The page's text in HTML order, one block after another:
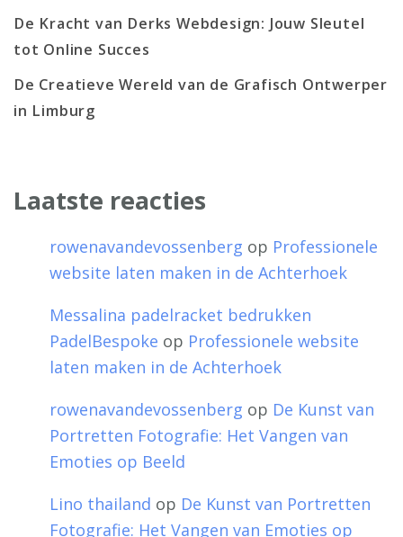
De Kracht van Derks Webdesign: Jouw Sleutel
tot Online Succes
De Creatieve Wereld van de Grafisch Ontwerper
in Limburg
Laatste reacties
rowenavandevossenberg op Professionele
website laten maken in de Achterhoek
Messalina padelracket bedrukken
PadelBespoke op Professionele website
laten maken in de Achterhoek
rowenavandevossenberg op De Kunst van
Portretten Fotografie: Het Vangen van
Emoties op Beeld
Lino thailand op De Kunst van Portretten
Fotografie: Het Vangen van Emoties op